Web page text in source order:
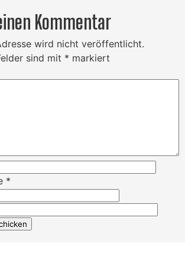
Kommentar
wird nicht veröffentlicht.
sind mit * markiert
*